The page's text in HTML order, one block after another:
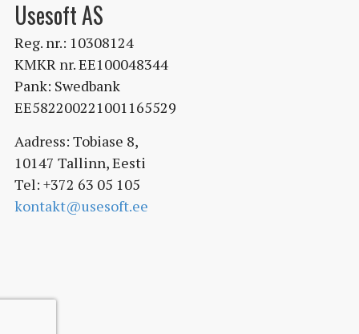
Usesoft AS
Reg. nr.: 10308124
KMKR nr. EE100048344
Pank: Swedbank
EE582200221001165529
Aadress: Tobiase 8,
10147 Tallinn, Eesti
Tel: +372 63 05 105
kontakt@usesoft.ee